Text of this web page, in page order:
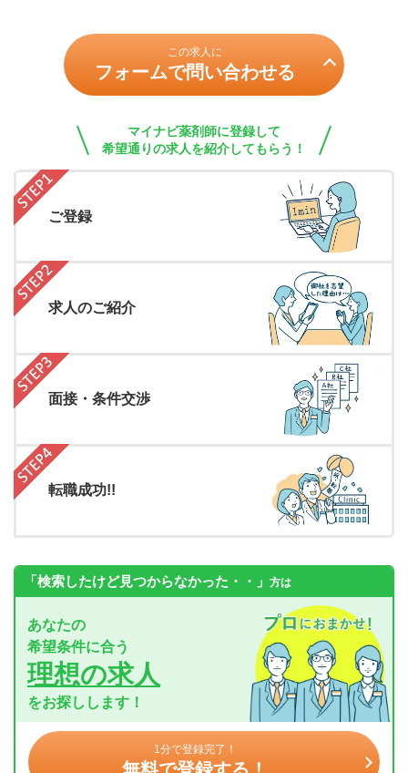
この求人に
フォームで問い合わせる
マイナビ薬剤師に登録して
希望通りの求人を紹介してもらう！
ご登録
求人のご紹介
面接・条件交渉
転職成功!!
「検索したけど見つからなかった・・」 方は
あなたの
希望条件に合う
理想の求人
をお探しします！
1分で登録完了！
無料で登録する！